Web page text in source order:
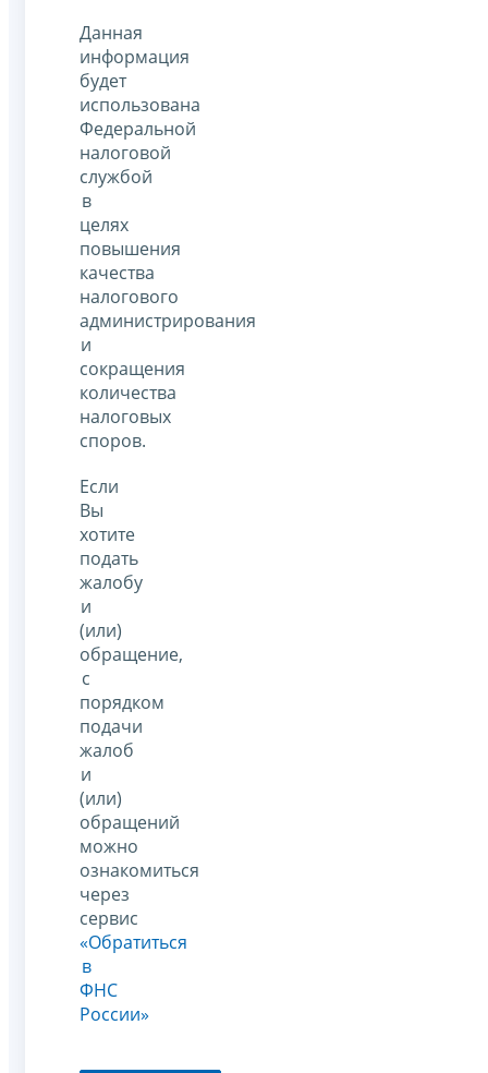
Данная
информация
будет
использована
Федеральной
налоговой
службой
в
целях
повышения
качества
налогового
администрирования
и
сокращения
количества
налоговых
споров.
Если
Вы
хотите
подать
жалобу
и
(или)
обращение,
с
порядком
подачи
жалоб
и
(или)
обращений
можно
ознакомиться
через
сервис
«Обратиться
в
ФНС
России»